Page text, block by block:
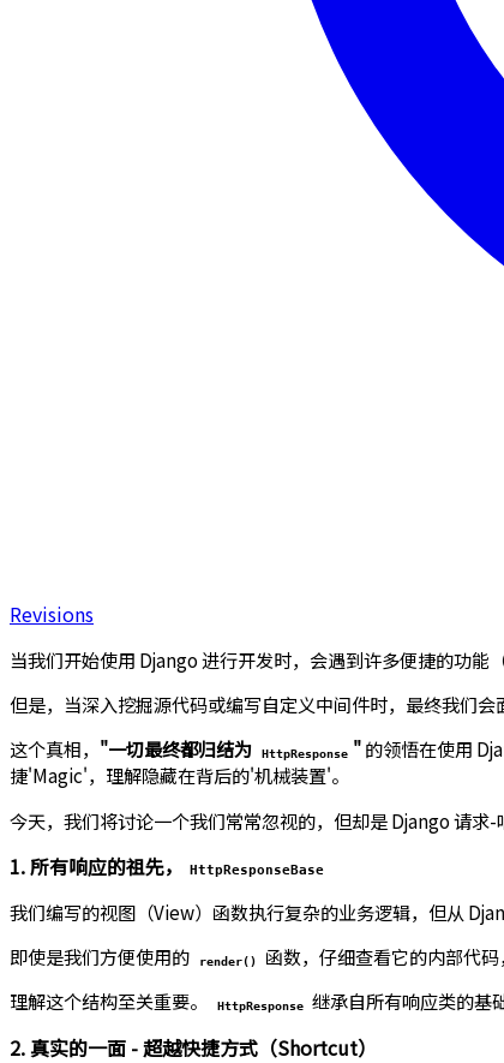
Revisions
当我们开始使用 Django 进行开发时，会遇到许多便捷的功
但是，当深入挖掘源代码或编写自定义中间件时，最终我们会
这个真相， "一切最终都归结为 HttpResponse "的领悟在使用
捷'Magic'，理解隐藏在背后的'机械装置'。
今天，我们将讨论一个我们常常忽视的，但却是 Django 请求
1. 所有响应的祖先， HttpResponseBase
我们编写的视图（View）函数执行复杂的业务逻辑，但从
即使是我们方便使用的
render() 函数，仔细查看它的内部代
理解这个结构至关重要。
HttpResponse 继承自所有响应类的基
2. 真实的一面 - 超越快捷方式（Shortcut）